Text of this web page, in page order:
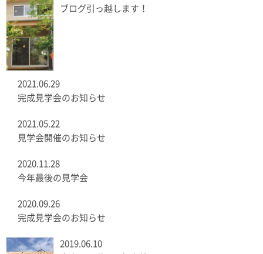
ブログ引っ越します！
2021.06.29
完成見学会のお知らせ
2021.05.22
見学会開催のお知らせ
2020.11.28
今年最後の見学会
2020.09.26
完成見学会のお知らせ
2019.06.10